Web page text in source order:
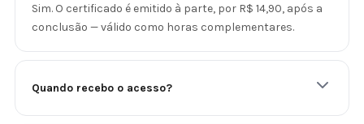
Sim. O certificado é emitido à parte, por R$ 14,90, após a
conclusão — válido como horas complementares.
Quando recebo o acesso?